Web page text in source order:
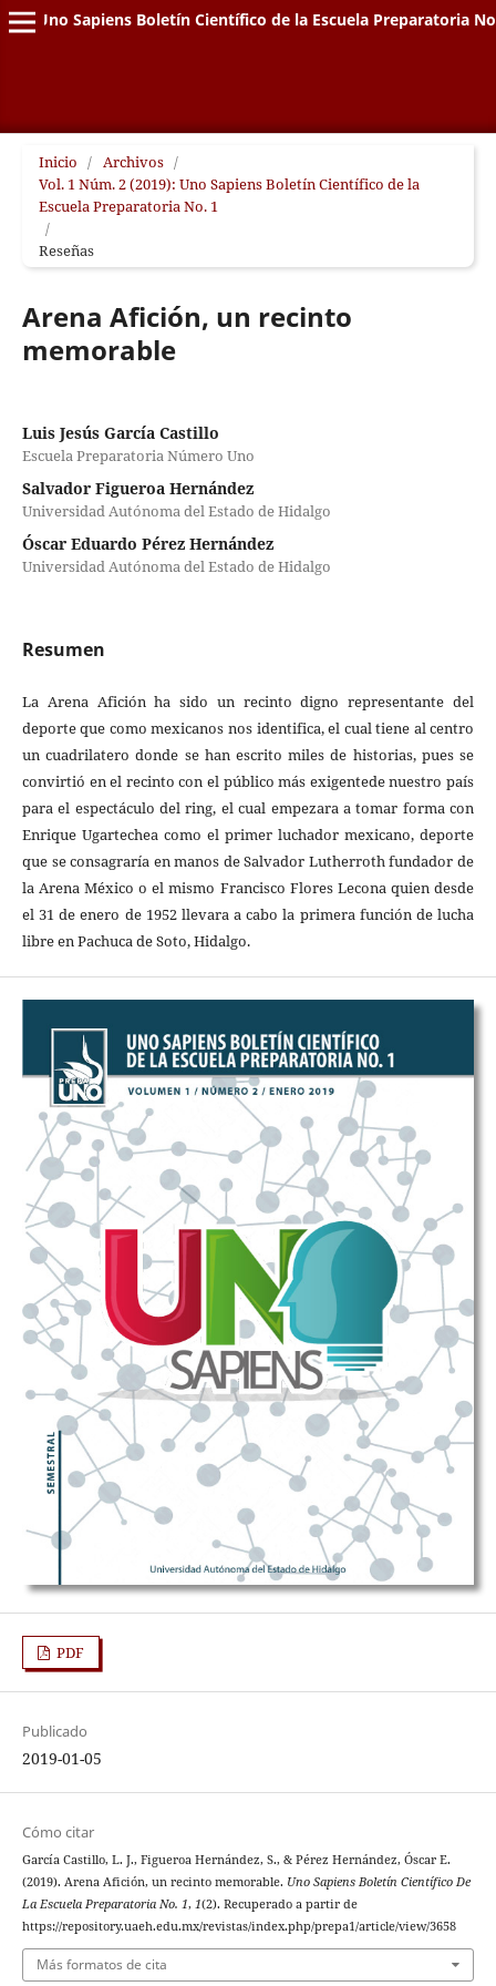
Uno Sapiens Boletín Científico de la Escuela Preparatoria
Inicio / Archivos /
Vol. 1 Núm. 2 (2019): Uno Sapiens Boletín Científico de la
Escuela Preparatoria No. 1
/
Reseñas
Arena Afición, un recinto
memorable
Luis Jesús García Castillo
Escuela Preparatoria Número Uno
Salvador Figueroa Hernández
Universidad Autónoma del Estado de Hidalgo
Óscar Eduardo Pérez Hernández
Universidad Autónoma del Estado de Hidalgo
Resumen
La Arena Afición ha sido un recinto digno representante del
deporte que como mexicanos nos identifica, el cual tiene al centro
un cuadrilatero donde se han escrito miles de historias, pues se
convirtió en el recinto con el público más exigentede nuestro país
para el espectáculo del ring, el cual empezara a tomar forma con
Enrique Ugartechea como el primer luchador mexicano, deporte
que se consagraría en manos de Salvador Lutherroth fundador de
la Arena México o el mismo Francisco Flores Lecona quien desde
el 31 de enero de 1952 llevara a cabo la primera función de lucha
libre en Pachuca de Soto, Hidalgo.
PDF
Publicado
2019-01-05
Cómo citar
García Castillo, L. J., Figueroa Hernández, S., & Pérez Hernández, Óscar E.
(2019). Arena Afición, un recinto memorable. Uno Sapiens Boletín Científico De
La Escuela Preparatoria No. 1, 1(2). Recuperado a partir de
https://repository.uaeh.edu.mx/revistas/index.php/prepa1/article/view/3658
Más formatos de cita